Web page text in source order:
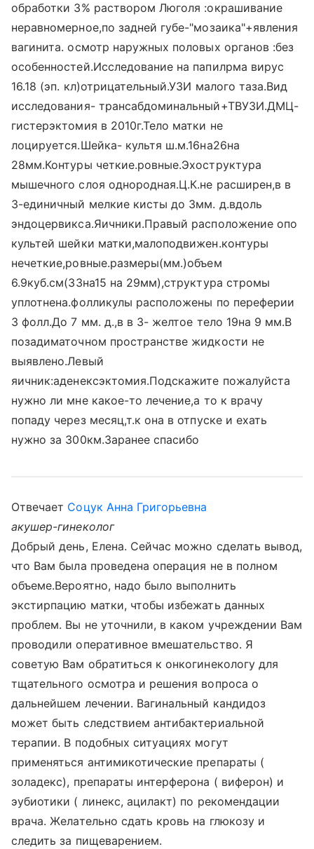
обработки 3% раствором Люголя :окрашивание
неравномерное,по задней губе-"мозаика"+явления
вагинита. осмотр наружных половых органов :без
особенностей.Исследование на папилрма вирус
16.18 (эп. кл)отрицательный.УЗИ малого таза.Вид
исследования- трансабдоминальный+ТВУЗИ.ДМЦ-
гистерэктомия в 2010г.Тело матки не
лоцируется.Шейка- культя ш.м.16на26на
28мм.Контуры четкие.ровные.Эхоструктура
мышечного слоя однородная.Ц.К.не расширен,в в
3-единичный мелкие кисты до 3мм. д.вдоль
эндоцервикса.Яичники.Правый расположение опо
культей шейки матки,малоподвижен.контуры
нечеткие,ровные.размеры(мм.)объем
6.9куб.см(33на15 на 29мм),структура стромы
уплотнена.фолликулы расположены по переферии
3 фолл.До 7 мм. д.,в в 3- желтое тело 19на 9 мм.В
позадиматочном пространстве жидкости не
выявлено.Левый
яичник:аденексэктомия.Подскажите пожалуйста
нужно ли мне какое-то лечение,а то к врачу
попаду через месяц,т.к она в отпуске и ехать
нужно за 300км.Заранее спасибо
Отвечает Соцук Анна Григорьевна
акушер-гинеколог
Добрый день, Елена. Сейчас можно сделать вывод,
что Вам была проведена операция не в полном
объеме.Вероятно, надо было выполнить
экстирпацию матки, чтобы избежать данных
проблем. Вы не уточнили, в каком учреждении Вам
проводили оперативное вмешательство. Я
советую Вам обратиться к онкогинекологу для
тщательного осмотра и решения вопроса о
дальнейшем лечении. Вагинальный кандидоз
может быть следствием антибактериальной
терапии. В подобных ситуациях могут
применяться антимикотические препараты (
золадекс), препараты интерферона ( виферон) и
эубиотики ( линекс, ацилакт) по рекомендации
врача. Желательно сдать кровь на глюкозу и
следить за пищеварением.